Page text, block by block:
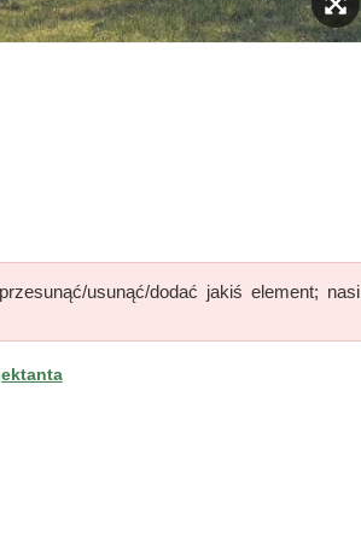
usunąć/dodać jakiś element; nasi